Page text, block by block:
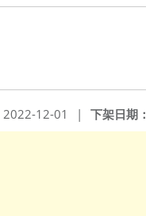
下架日期：
2022-12-01 |